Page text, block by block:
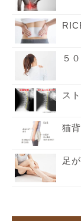
５
ス
猫
足